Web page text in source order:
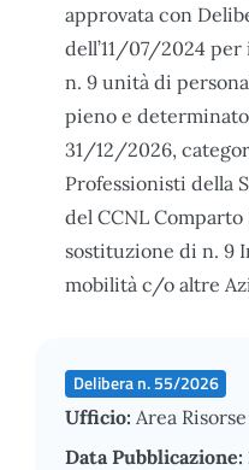
approvata con
dell’11/07/2024
n. 9 unità di
pieno e
31/12/2026,
Professionisti della
del CCNL
sostituzione di n. 9
mobilità c/o altre
Delibera n. 55/2026
Ufficio: Area
Data Pubblicazione: